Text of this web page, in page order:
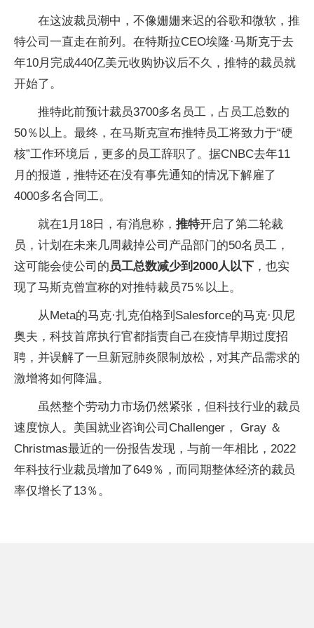
在这波裁员潮中，不像姗姗来迟的谷歌和微软，推
特公司一直走在前列。在特斯拉CEO埃隆·马斯克于去
年10月完成440亿美元收购协议后不久，推特的裁员就
开始了。
推特此前预计裁员3700多名员工，占员工总数的
50％以上。最终，在马斯克宣布推特员工将致力于“硬
核”工作环境后，更多的员工辞职了。据CNBC去年11
月的报道，推特还在没有事先通知的情况下解雇了
4000多名合同工。
就在1月18日，有消息称， 推特开启了第二轮裁
员，计划在未来几周裁掉公司产品部门的50名员工，
这可能会使公司的 员工总数减少到2000人以下 ，也实
现了马斯克曾宣称的对推特裁员75％以上。
从Meta的马克·扎克伯格到Salesforce的马克·贝尼
奥夫，科技首席执行官都指责自己在疫情早期过度招
聘，并误解了一旦新冠肺炎限制放松，对其产品需求的
激增将如何降温。
虽然整个劳动力市场仍然紧张，但科技行业的裁员
速度惊人。美国就业咨询公司Challenger， Gray ＆
Christmas最近的一份报告发现，与前一年相比，2022
年科技行业裁员增加了649％，而同期整体经济的裁员
率仅增长了13％。